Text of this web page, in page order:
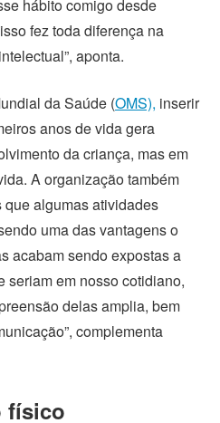
hábito comigo desde
fez toda diferença na
aponta.
da Saúde (OMS), inserir
anos de vida gera
da criança, mas em
A organização também
algumas atividades
uma das vantagens o
acabam sendo expostas a
seriam em nosso cotidiano,
delas amplia, bem
complementa
físico